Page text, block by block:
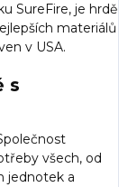
SureFire, je hrdě
materiálů
v USA.
s
všech, od
jednotek a